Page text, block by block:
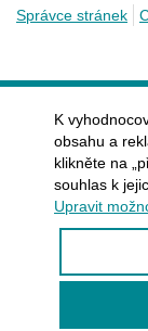
Správce stránek
K
obsahu a
klikněte na
souhlas k
Upravit